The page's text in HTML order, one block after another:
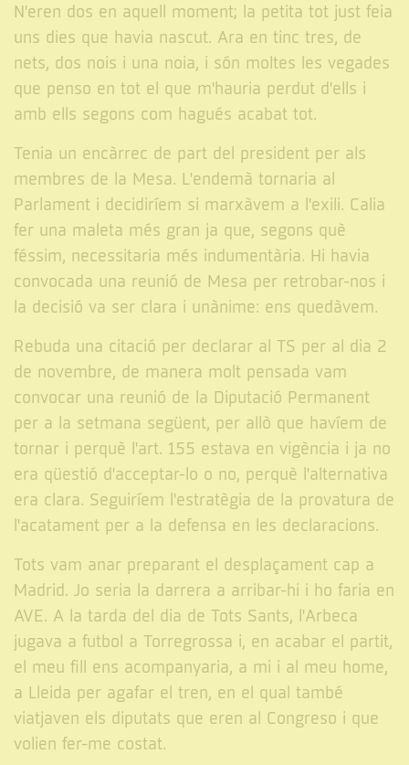
N'eren dos en aquell moment; la petita tot just feia
uns dies que havia nascut. Ara en tinc tres, de
nets, dos nois i una noia, i són moltes les vegades
que penso en tot el que m'hauria perdut d'ells i
amb ells segons com hagués acabat tot.
Tenia un encàrrec de part del president per als
membres de la Mesa. L'endemà tornaria al
Parlament i decidiríem si marxàvem a l'exili. Calia
fer una maleta més gran ja que, segons què
féssim, necessitaria més indumentària. Hi havia
convocada una reunió de Mesa per retrobar-nos i
la decisió va ser clara i unànime: ens quedàvem.
Rebuda una citació per declarar al TS per al dia 2
de novembre, de manera molt pensada vam
convocar una reunió de la Diputació Permanent
per a la setmana següent, per allò que havíem de
tornar i perquè l'art. 155 estava en vigència i ja no
era qüestió d'acceptar-lo o no, perquè l'alternativa
era clara. Seguiríem l'estratègia de la provatura de
l'acatament per a la defensa en les declaracions.
Tots vam anar preparant el desplaçament cap a
Madrid. Jo seria la darrera a arribar-hi i ho faria en
AVE. A la tarda del dia de Tots Sants, l'Arbeca
jugava a futbol a Torregrossa i, en acabar el partit,
el meu fill ens acompanyaria, a mi i al meu home,
a Lleida per agafar el tren, en el qual també
viatjaven els diputats que eren al Congreso i que
volien fer-me costat.